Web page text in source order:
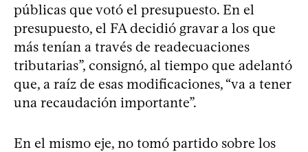
públicas que votó el presupuesto. En el
presupuesto, el FA decidió gravar a los que
más tenían a través de readecuaciones
tributarias”, consignó, al tiempo que adelantó
que, a raíz de esas modificaciones, “va a tener
una recaudación importante”.
En el mismo eje, no tomó partido sobre los